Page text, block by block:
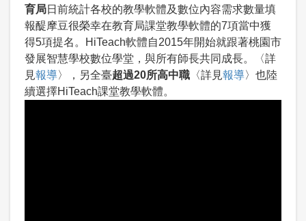
育局日前統計各校的教學軟體及數位內容需求數量填
報醍摩豆很榮幸在教育局課堂教學軟體的7項當中獲
得5項提名。HiTeach軟體自2015年開始就跟著桃園市
發展智慧學校數位學堂，與所有師長共同成長。〈詳
見報導〉，另全臺超過20所高中職〈詳見報導〉也陸
續選擇HiTeach課堂教學軟體。